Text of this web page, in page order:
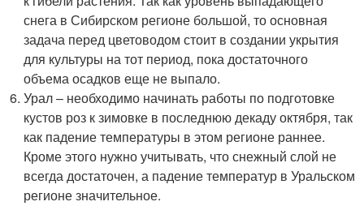
снега в Сибирском регионе большой, то основная
задача перед цветоводом стоит в создании укрытия
для культуры на тот период, пока достаточного
объема осадков еще не выпало.
Урал – необходимо начинать работы по подготовке
кустов роз к зимовке в последнюю декаду октября, так
как падение температуры в этом регионе раннее.
Кроме этого нужно учитывать, что снежный слой не
всегда достаточен, а падение температур в Уральском
регионе значительное.